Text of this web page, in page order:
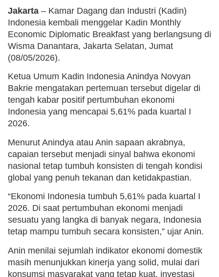
Jakarta – Kamar Dagang dan Industri (Kadin)
Indonesia kembali menggelar Kadin Monthly
Economic Diplomatic Breakfast yang berlangsung di
Wisma Danantara, Jakarta Selatan, Jumat
(08/05/2026).
Ketua Umum Kadin Indonesia Anindya Novyan
Bakrie mengatakan pertemuan tersebut digelar di
tengah kabar positif pertumbuhan ekonomi
Indonesia yang mencapai 5,61% pada kuartal I
2026.
Menurut Anindya atau Anin sapaan akrabnya,
capaian tersebut menjadi sinyal bahwa ekonomi
nasional tetap tumbuh konsisten di tengah kondisi
global yang penuh tekanan dan ketidakpastian.
“Ekonomi Indonesia tumbuh 5,61% pada kuartal I
2026. Di saat pertumbuhan ekonomi menjadi
sesuatu yang langka di banyak negara, Indonesia
tetap mampu tumbuh secara konsisten,” ujar Anin.
Anin menilai sejumlah indikator ekonomi domestik
masih menunjukkan kinerja yang solid, mulai dari
konsumsi masyarakat yang tetap kuat, investasi